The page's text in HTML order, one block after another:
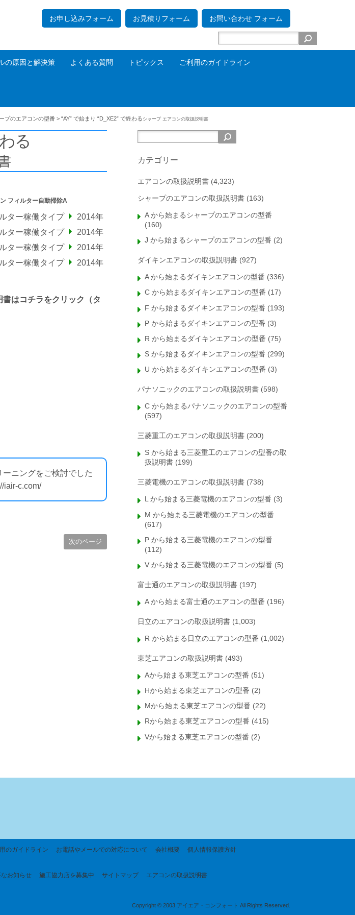
お申し込みフォーム お見積りフォーム お問い合わせ フォーム
の原因と解決策 よくある質問 トピックス ご利用のガイドライン
プのエアコンの型番 > “AY” で始まり “D_XE2” で終わる シャープ エアコンの取扱説明書
る
フィルター自動掃除A
ター稼働タイプ
2014年
ター稼働タイプ
2014年
ター稼働タイプ
2014年
ター稼働タイプ 2014年
はコチラをクリック（タ
ニングをご検討でした
iair-c.com/
次のページ
カテゴリー
エアコンの取扱説明書 (4,323)
シャープのエアコンの取扱説明書 (163)
A から始まるシャープのエアコンの型番
(160)
J から始まるシャープのエアコンの型番 (2)
ダイキンエアコンの取扱説明書 (927)
A から始まるダイキンエアコンの型番 (336)
C から始まるダイキンエアコンの型番 (17)
F から始まるダイキンエアコンの型番 (193)
P から始まるダイキンエアコンの型番 (3)
R から始まるダイキンエアコンの型番 (75)
S から始まるダイキンエアコンの型番 (299)
U から始まるダイキンエアコンの型番 (3)
パナソニックのエアコンの取扱説明書 (598)
C から始まるパナソニックのエアコンの型番
(597)
三菱重工のエアコンの取扱説明書 (200)
S から始まる三菱重工のエアコンの型番の取
扱説明書 (199)
三菱電機のエアコンの取扱説明書 (738)
L から始まる三菱電機のエアコンの型番 (3)
M から始まる三菱電機のエアコンの型番
(617)
P から始まる三菱電機のエアコンの型番
(112)
V から始まる三菱電機のエアコンの型番 (5)
富士通のエアコンの取扱説明書 (197)
A から始まる富士通のエアコンの型番 (196)
日立のエアコンの取扱説明書 (1,003)
R から始まる日立のエアコンの型番 (1,002)
東芝エアコンの取扱説明書 (493)
Aから始まる東芝エアコンの型番 (51)
Hから始まる東芝エアコンの型番 (2)
Mから始まる東芝エアコンの型番 (22)
Rから始まる東芝エアコンの型番 (415)
Vから始まる東芝エアコンの型番 (2)
のガイドライン お電話やメールでの対応について 会社概要 個人情報保護方針
お知らせ 施工協力店を募集中 サイトマップ エアコンの取扱説明書
Copyright © 2003 アイエア・コンフォート All Rights Reserved.